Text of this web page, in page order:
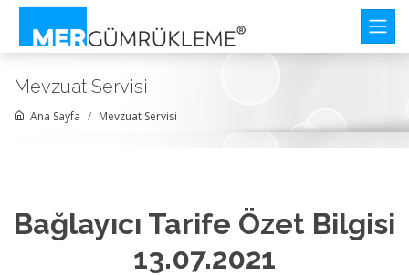
Mevzuat Servisi
Ana Sayfa Mevzuat Servisi
Bağlayıcı Tarife Özet Bilgisi
13.07.2021